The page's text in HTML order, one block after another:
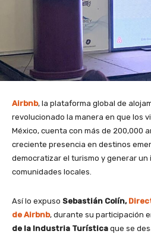
Airbnb, la plataforma global de
revolucionado la manera en que los
México, cuenta con más de 200,000
creciente presencia en destinos
democratizar el turismo y generar un
comunidades locales.
Así lo expuso Sebastián Colín,
de Airbnb, durante su participación
de la Industria Turística que se